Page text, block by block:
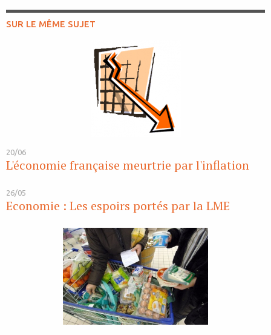
SUR LE MÊME SUJET
20/06
L'économie française meurtrie par l'inflation
26/05
Economie : Les espoirs portés par la LME